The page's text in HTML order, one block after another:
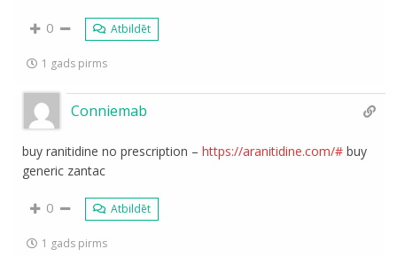
0 Atbildēt
1 gads pirms
Conniemab
buy ranitidine no prescription –https://aranitidine.com/# buy
generic zantac
0 Atbildēt
1 gads pirms